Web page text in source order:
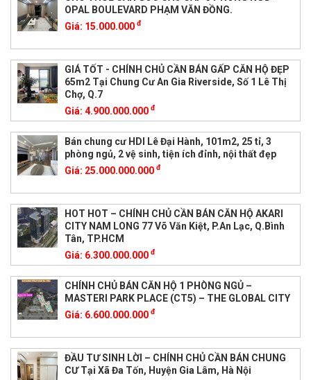
OPAL BOULEVARD PHẠM VĂN ĐỒNG.
Giá: 15.000.000 đ
GIÁ TỐT - CHÍNH CHỦ CẦN BÁN GẤP CĂN HỘ ĐẸP
65m2 Tại Chung Cư An Gia Riverside, Số 1 Lê Thị
Chợ, Q.7
Giá: 4.900.000.000 đ
Bán chung cư HDI Lê Đại Hành, 101m2, 25 tỉ, 3
phòng ngủ, 2 vệ sinh, tiện ích đỉnh, nội thất đẹp
Giá: 25.000.000.000 đ
HOT HOT – CHÍNH CHỦ CẦN BÁN CĂN HỘ AKARI
CITY NAM LONG 77 Võ Văn Kiệt, P.An Lạc, Q.Bình
Tân, TP.HCM
Giá: 6.300.000.000 đ
CHÍNH CHỦ BÁN CĂN HỘ 1 PHÒNG NGỦ –
MASTERI PARK PLACE (CT5) – THE GLOBAL CITY
Giá: 6.600.000.000 đ
ĐẦU TƯ SINH LỜI – CHÍNH CHỦ CẦN BÁN CHUNG
CƯ Tại Xã Đa Tốn, Huyện Gia Lâm, Hà Nội